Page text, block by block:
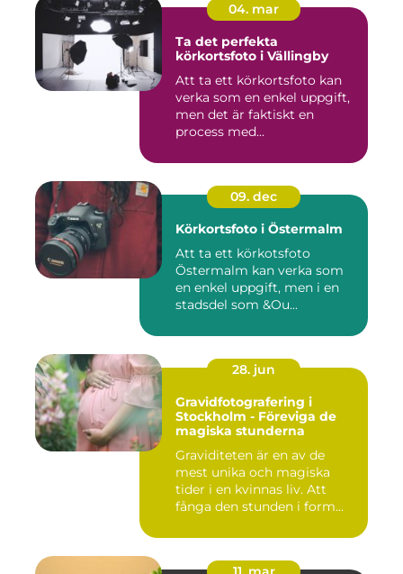
04. mar
Ta det perfekta
körkortsfoto i Vällingby
Att ta ett körkortsfoto kan
verka som en enkel uppgift,
men det är faktiskt en
process med...
09. dec
Körkortsfoto i Östermalm
Att ta ett körkotsfoto
Östermalm kan verka som
en enkel uppgift, men i en
stadsdel som &Ou...
28. jun
Gravidfotografering i
Stockholm - Föreviga de
magiska stunderna
Graviditeten är en av de
mest unika och magiska
tider i en kvinnas liv. Att
fånga den stunden i form...